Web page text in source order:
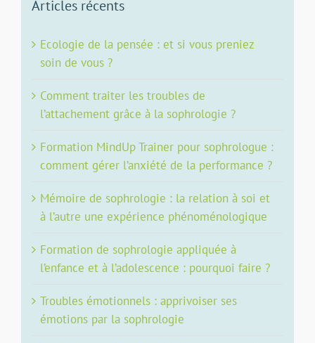
Articles récents
Ecologie de la pensée : et si vous preniez
soin de vous ?
Comment traiter les troubles de
l’attachement grâce à la sophrologie ?
Formation MindUp Trainer pour sophrologue :
comment gérer l’anxiété de la performance ?
Mémoire de sophrologie : la relation à soi et
à l’autre une expérience phénoménologique
Formation de sophrologie appliquée à
l’enfance et à l’adolescence : pourquoi faire ?
Troubles émotionnels : apprivoiser ses
émotions par la sophrologie